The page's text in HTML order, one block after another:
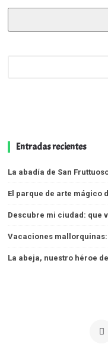
Entradas recientes
La abadía de San
El parque de arte mágico
Descubre mi ciudad: que
Vacaciones
La abeja, nuestro héroe